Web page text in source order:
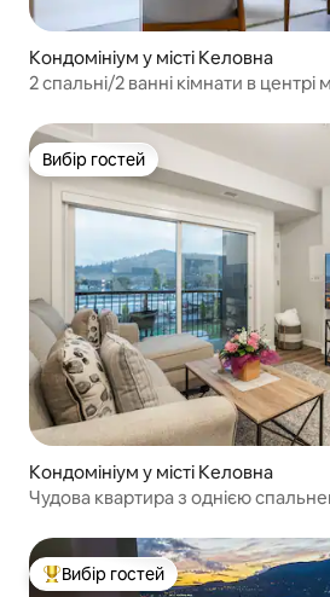
Кондомініум у місті Келовна
2 спальні/2 ванні кімнати в центрі
Вибір гостей
Вибір гостей
Кондомініум у місті Келовна
Чудова квартира з однією
Топ вибір гостей
Вибір гостей